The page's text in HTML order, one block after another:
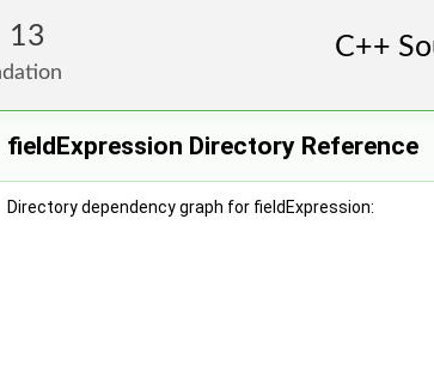
13
fieldExpression Directory Reference
Directory dependency graph for fieldExpression: